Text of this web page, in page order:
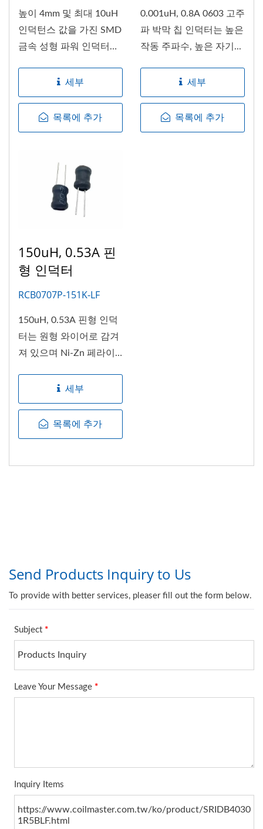
높이 4mm 및 최대 10uH
인덕턴스 값을 가진 SMD
금속 성형 파워 인덕터
세부
목록에 추가
0.001uH, 0.8A 0603 고주
파 박막 칩 인덕터는 높은
작동 주파수, 높은 자기...
세부
목록에 추가
150uH, 0.53A 핀
형 인덕터
RCB0707P-151K-LF
150uH, 0.53A 핀형 인덕
터는 원형 와이어로 감겨
져 있으며 Ni-Zn 페라이
세부
목록에 추가